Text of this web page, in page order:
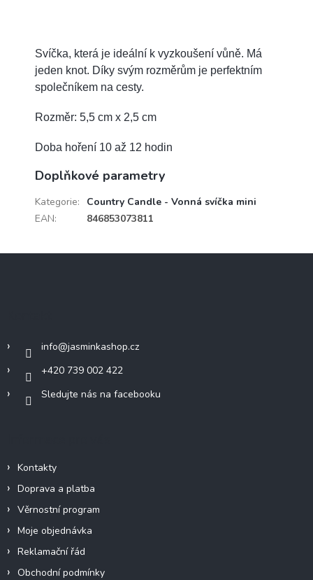
Svíčka, která je ideální k vyzkoušení vůně. Má
jeden knot. Díky svým rozměrům je perfektním
společníkem na cesty.
Rozměr: 5,5 cm x 2,5 cm
Doba hoření 10 až 12 hodin
Doplňkové parametry
Kategorie:
Country Candle - Vonná svíčka mini
EAN: 846853073811
info@jasminkashop.cz
+420 739 002 422
Sledujte nás na facebooku
Kontakty
Doprava a platba
Věrnostní program
Moje objednávka
Reklamační řád
Obchodní podmínky